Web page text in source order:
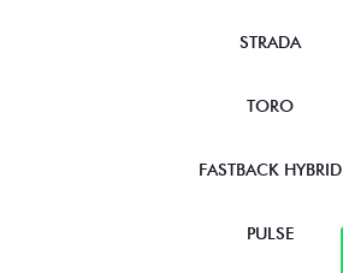
STRADA
TORO
FASTBACK HYBRID
PULSE